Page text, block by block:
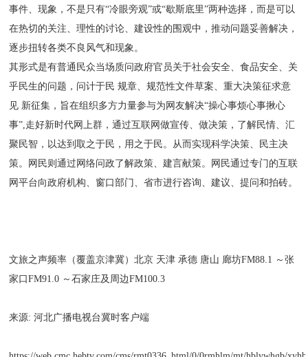
事件、现象，不是只有“冷眼旁观”或“歇斯底里”两种选择，而是可以
在热切的关注、理性的讨论、建设性的围观中，推动问题妥善解决，
逐步扭转各类不良风气和现象。
其形式是有普通民众当场质问政府官员关于社会安全、食品安全、关
乎民生的问题，问计于民 规章、规范性文件草案、重大决策征求意
见 新征集，旨在组织多方力量参与为网友解决“操心事烦心事揪心
事”,走好新时代网上群，通过互联网做宣传、做决策，了解民情、汇
聚民智，以达到取之于民，用之于民。从而实现科学决策、民主决
策。网民则通过网络问政了解政策、建言献策。网民通过专门的互联
网平台向政府机构、窗口部门、省市进行咨询、建议、提问和拍砖。
文旅之声频率（覆盖京津冀）北京 天津 承德 唐山 廊坊FM88.1 ～张
家口FM91.0 ～石家庄及周边FM100.3
来源: 河北广播电视台冀时客户端